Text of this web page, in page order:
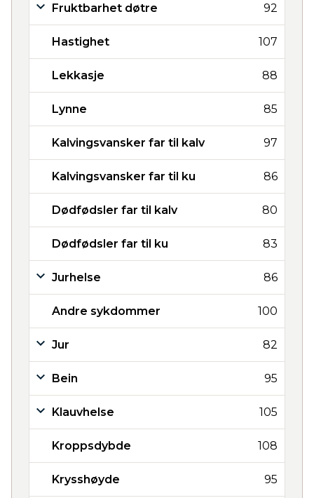
Fruktbarhet døtre 92
Hastighet 107
Lekkasje 88
Lynne 85
Kalvingsvansker far til kalv 97
Kalvingsvansker far til ku 86
Dødfødsler far til kalv 80
Dødfødsler far til ku 83
Jurhelse 86
Andre sykdommer 100
Jur 82
Bein 95
Klauvhelse 105
Kroppsdybde 108
Krysshøyde 95